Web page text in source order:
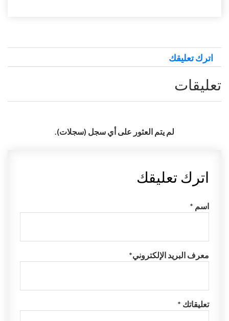
اترك تعليقك
تعليقات
لم يتم العثور على أي سجل (سجلات).
اترك تعليقك
اسم *
معرف البريد الإلكتروني*
تعليقاتك *